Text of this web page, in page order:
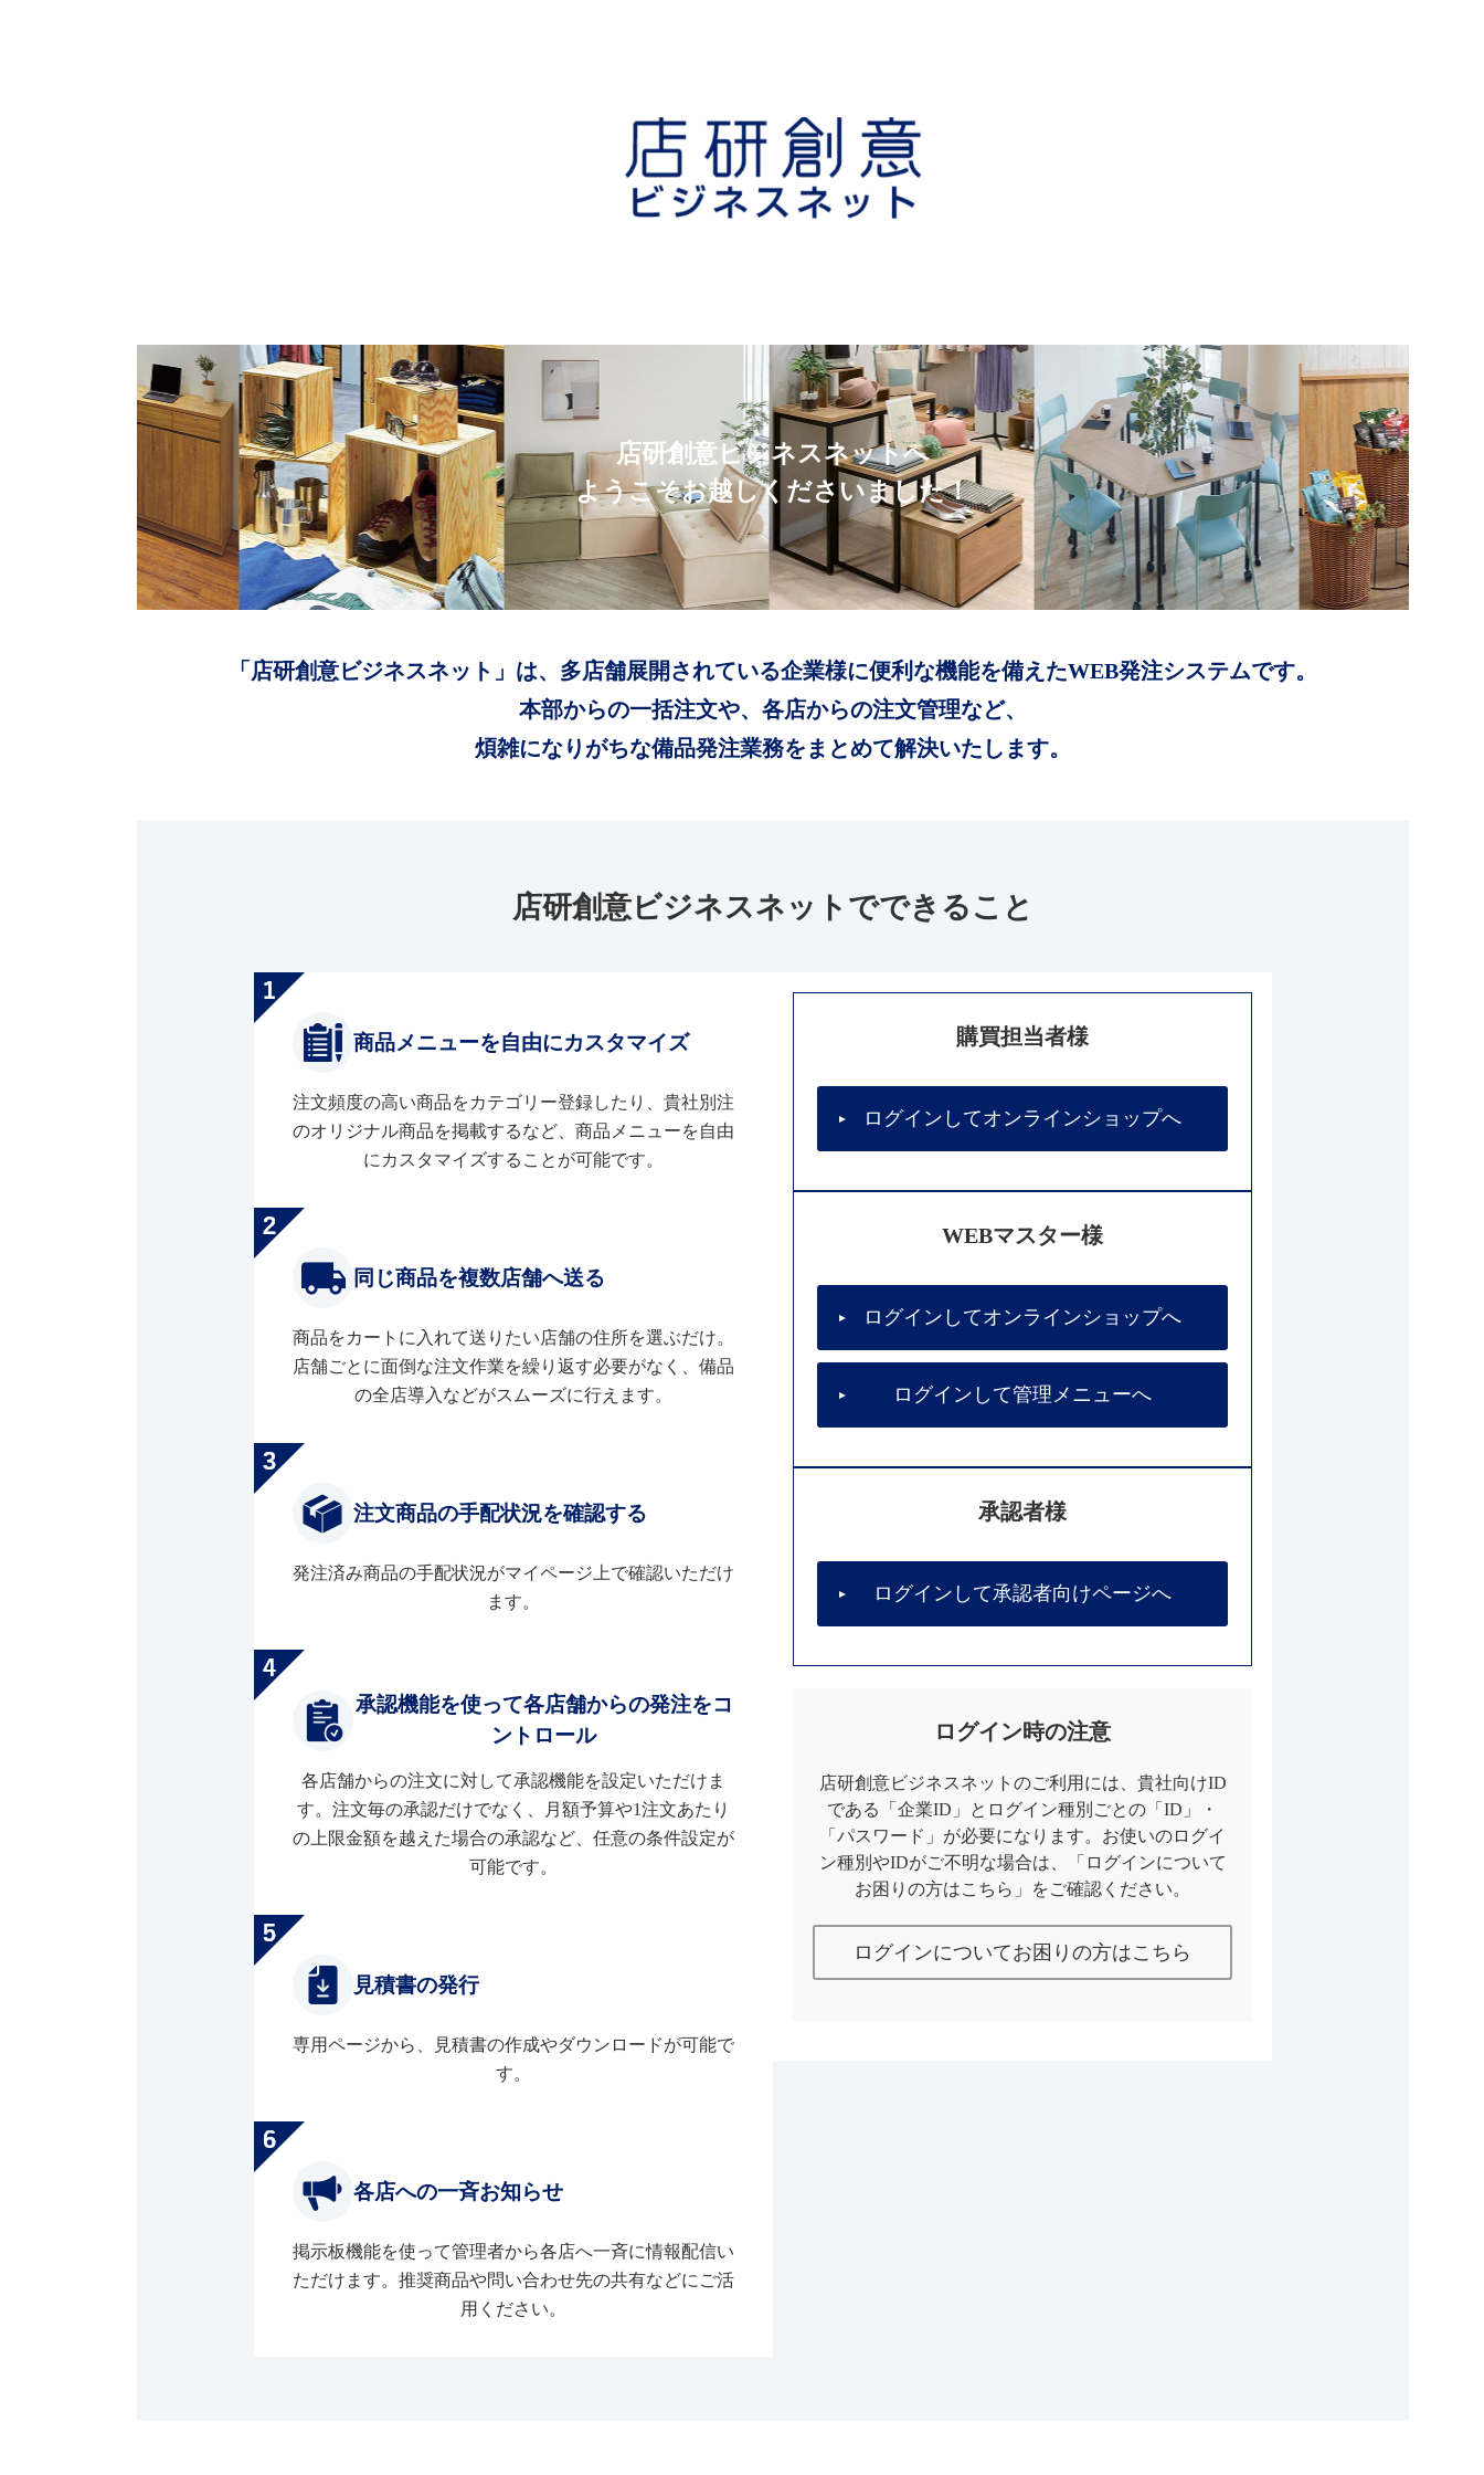
店研創意ビジネスネットへ
ようこそお越しくださいました！
「店研創意ビジネスネット」は、多店舗展開されている企業様に便利な機能を備えたWEB発注システムです。
本部からの一括注文や、各店からの注文管理など、
煩雑になりがちな備品発注業務をまとめて解決いたします。
店研創意ビジネスネットでできること
商品メニューを自由にカスタマイズ
注文頻度の高い商品をカテゴリー登録したり、貴社別注
のオリジナル商品を掲載するなど、商品メニューを自由
にカスタマイズすることが可能です。
同じ商品を複数店舗へ送る
商品をカートに入れて送りたい店舗の住所を選ぶだけ。
店舗ごとに面倒な注文作業を繰り返す必要がなく、備品
の全店導入などがスムーズに行えます。
注文商品の手配状況を確認する
発注済み商品の手配状況がマイページ上で確認いただけ
ます。
承認機能を使って各店舗からの発注をコ
ントロール
各店舗からの注文に対して承認機能を設定いただけま
す。注文毎の承認だけでなく、月額予算や1注文あたり
の上限金額を越えた場合の承認など、任意の条件設定が
可能です。
見積書の発行
専用ページから、見積書の作成やダウンロードが可能で
す。
各店への一斉お知らせ
掲示板機能を使って管理者から各店へ一斉に情報配信い
ただけます。推奨商品や問い合わせ先の共有などにご活
用ください。
購買担当者様
ログインしてオンラインショップへ
WEBマスター様
ログインしてオンラインショップへ
ログインして管理メニューへ
承認者様
ログインして承認者向けページへ
ログイン時の注意
店研創意ビジネスネットのご利用には、貴社向けID
である「企業ID」とログイン種別ごとの「ID」・
「パスワード」が必要になります。お使いのログイ
ン種別やIDがご不明な場合は、「ログインについて
お困りの方はこちら」をご確認ください。
ログインについてお困りの方はこちら